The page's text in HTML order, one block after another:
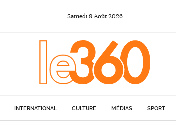
Samedi 8Août2026
INTERNATIONAL CULTURE MÉDIAS SPORT